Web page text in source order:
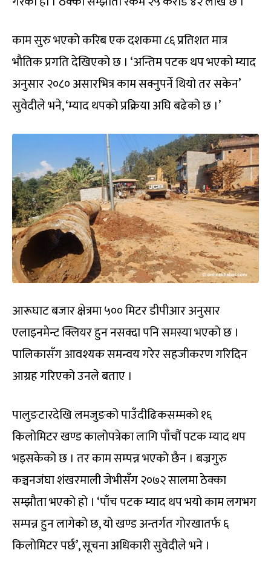
काम सुरु भएको करिब एक दशकमा ८६ प्रतिशत मात्र
भौतिक प्रगति देखिएको छ । ‘अन्तिम पटक थप भएको म्याद
अनुसार २०८० असारभित्र काम सक्नुपर्ने थियो तर सकेन’
सुवेदीले भने, ‘म्याद थपको प्रक्रिया अघि बढेको छ ।’
आरूघाट बजार क्षेत्रमा ५०० मिटर डीपीआर अनुसार
एलाइनमेन्ट क्लियर हुन नसक्दा पनि समस्या भएको छ ।
पालिकासँग आवश्यक समन्वय गरेर सहजीकरण गरिदिन
आग्रह गरिएको उनले बताए ।
पालुङटारदेखि लमजुङको पाउँदीढिकसम्मको १६
किलोमिटर खण्ड कालोपत्रेका लागि पाँचौं पटक म्याद थप
भइसकेको छ । तर काम सम्पन्न भएको छैन । बज्रगुरु
कञ्चनजंघा शंखरमाली जेभीसँग २०७२ सालमा ठेक्का
सम्झौता भएको हो । ‘पाँच पटक म्याद थप भयो काम लगभग
सम्पन्न हुन लागेको छ, यो खण्ड अन्तर्गत गोरखातर्फ ६
किलोमिटर पर्छ’, सूचना अधिकारी सुवेदीले भने ।